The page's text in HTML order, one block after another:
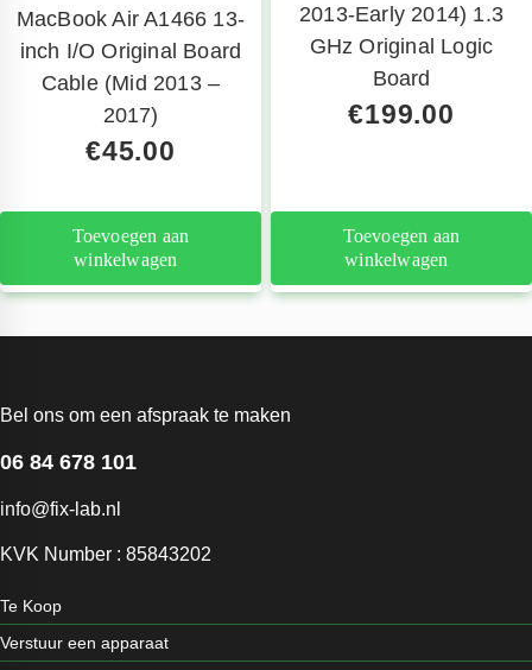
MacBook Air A1466 13-
inch I/O Original Board
Cable (Mid 2013 –
2017)
€45.00
Toevoegen aan
winkelwagen
2013-Early 2014) 1.3
GHz Original Logic
Board
€199.00
Toevoegen aan
winkelwagen
Bel ons om een afspraak te maken
06 84 678 101
info@fix-lab.nl
KVK Number : 85843202
Te Koop
Verstuur een apparaat